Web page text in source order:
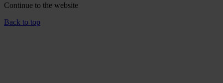
Continue to the website
Back to top